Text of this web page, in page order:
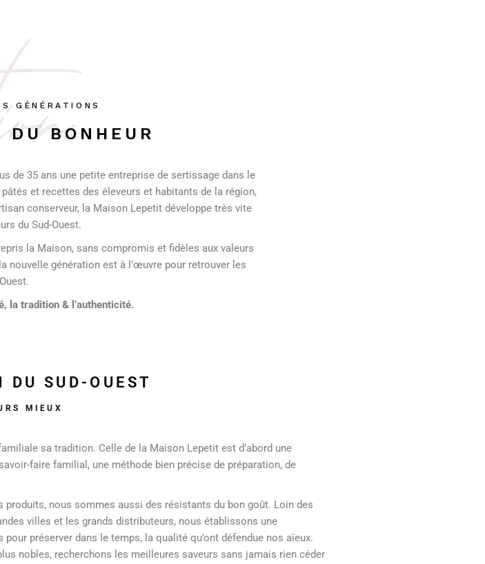
GÉNÉRATIONS
BONHEUR
de 35 ans une petite entreprise de sertissage dans le
et recettes des éleveurs et habitants de la région,
conserveur, la Maison Lepetit développe très vite
du Sud-Ouest.
la Maison, sans compromis et fidèles aux valeurs
génération est à l’œuvre pour retrouver les
la tradition & l’authenticité.
DU SUD-OUEST
MIEUX
sa tradition. Celle de la Maison Lepetit est d’abord une
faire familial, une méthode bien précise de préparation, de
produits, nous sommes aussi des résistants du bon goût. Loin des
villes et les grands distributeurs, nous établissons une
préserver dans le temps, la qualité qu’ont défendue nos aïeux.
nobles, recherchons les meilleures saveurs sans jamais rien céder